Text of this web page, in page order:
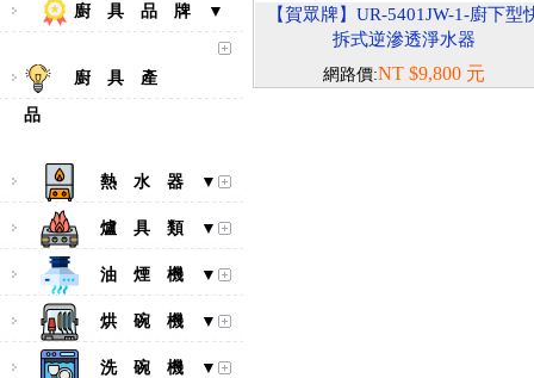
廚 具 品 牌 ▼
廚 具 產
品
熱 水 器 ▼
爐 具 類 ▼
油 煙 機 ▼
烘 碗 機 ▼
洗 碗 機 ▼
【賀眾牌】UR-5401JW-1-廚下型
拆式逆滲透淨水器
網路價:NT $9,800 元